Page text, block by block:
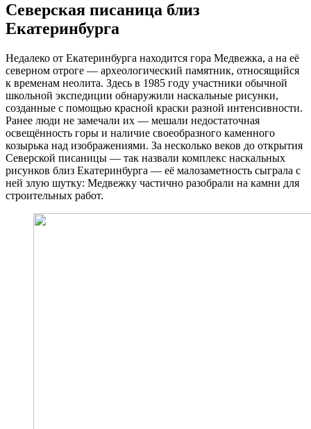
Северская писаница близ
Екатеринбурга
Недалеко от Екатеринбурга находится гора Медвежка, а на её
северном отроге — археологический памятник, относящийся
к временам неолита. Здесь в 1985 году участники обычной
школьной экспедиции обнаружили наскальные рисунки,
созданные с помощью красной краски разной интенсивности.
Ранее люди не замечали их — мешали недостаточная
освещённость горы и наличие своеобразного каменного
козырька над изображениями. За несколько веков до открытия
Северской писаницы — так назвали комплекс наскальных
рисунков близ Екатеринбурга — её малозаметность сыграла с
ней злую шутку: Медвежку частично разобрали на камни для
строительных работ.